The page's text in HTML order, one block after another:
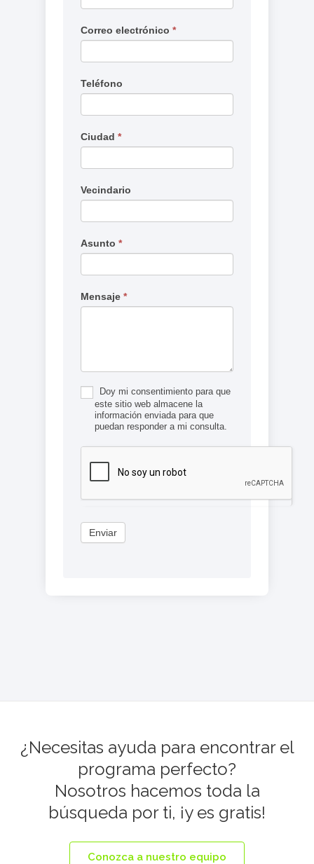
Correo electrónico *
Teléfono
Ciudad *
Vecindario
Asunto *
Mensaje *
Doy mi consentimiento para que
este sitio web almacene la
información enviada para que
puedan responder a mi consulta.
campo
en
blanco.
Enviar
¿Necesitas ayuda para encontrar el
programa perfecto?
Nosotros hacemos toda la
búsqueda por ti, ¡y es gratis!
Conozca a nuestro equipo